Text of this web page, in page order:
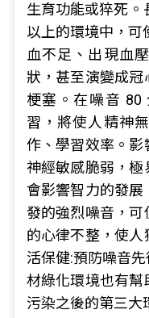
生育功能或猝死。
以上的環境中，可
血不足、出現血
狀，甚至演變成冠
梗塞。在噪音 80
習，將使人精神
作、學習效率。影
神經敏感脆弱，極
會影響智力的發
發的強烈噪音，可
的心律不整，使
活保健:預防噪音
材綠化環境也有幫
污染之後的第三大